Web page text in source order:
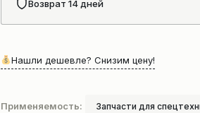
Возврат 14 дней
Нашли дешевле? Снизим цену!
Применяемость: Запчасти для